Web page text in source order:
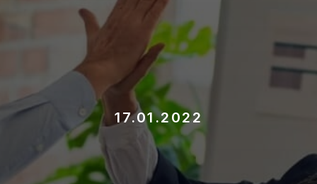
17.01.2022